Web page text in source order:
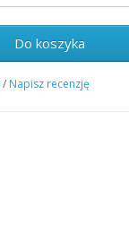
Do koszyka
/ Napisz recenzję